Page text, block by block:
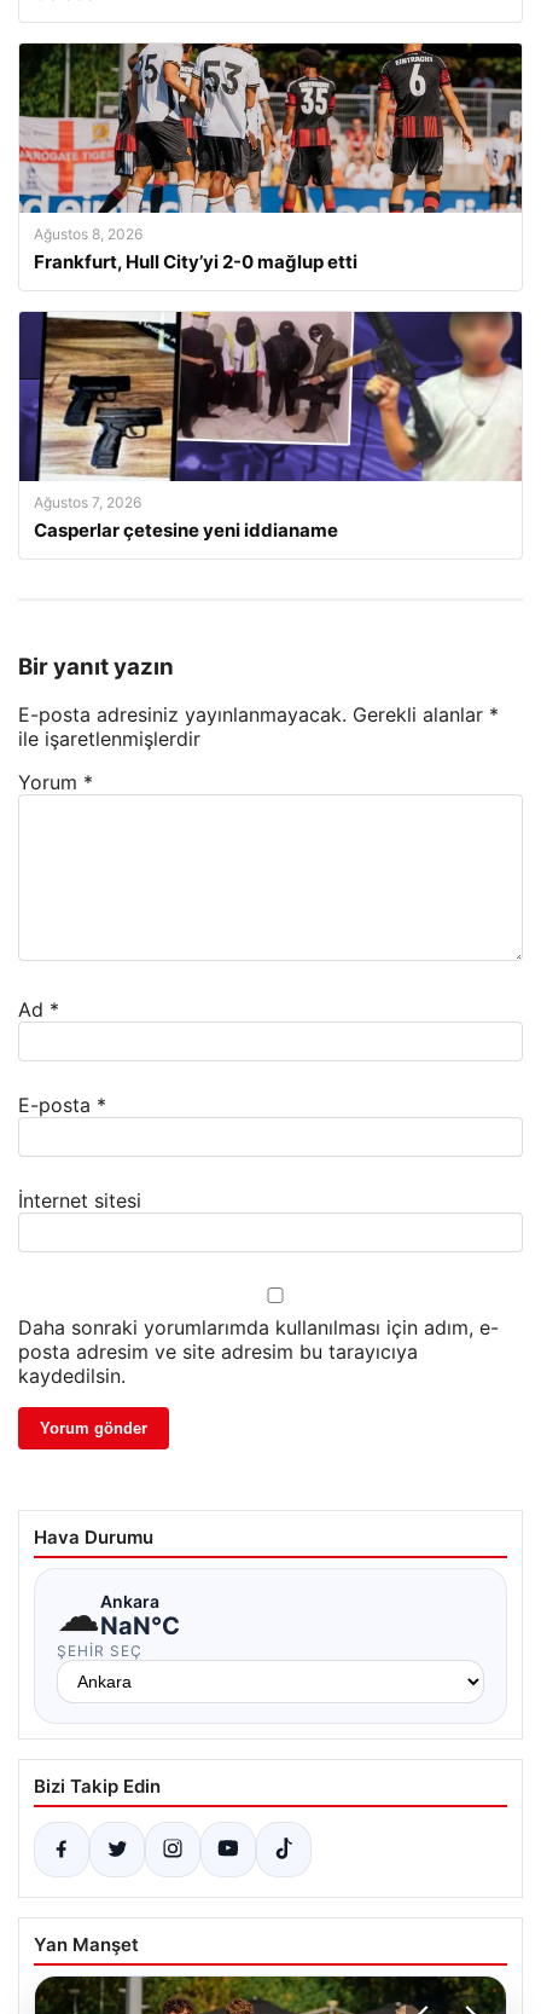
Ağustos 8, 2026
Frankfurt, Hull City’yi 2-0 mağlup etti
Ağustos 7, 2026
Casperlar çetesine yeni iddianame
Bir yanıt yazın
E-posta adresiniz yayınlanmayacak. Gerekli alanlar *
ile işaretlenmişlerdir
Yorum *
Ad *
E-posta *
İnternet sitesi
Daha sonraki yorumlarımda kullanılması için adım, e-
posta adresim ve site adresim bu tarayıcıya
kaydedilsin.
Hava Durumu
☁Ankara
NaN°C
ŞEHIR SEÇ
Bizi Takip Edin
Yan Manşet